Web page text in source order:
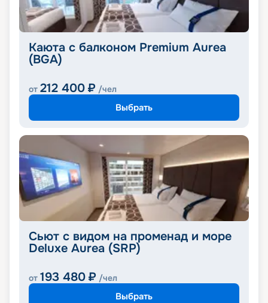
Каюта с балконом Premium Aurea
(BGA)
от 212 400 ₽ /чел
Выбрать
Сьют с видом на променад и море
Deluxe Aurea (SRP)
от 193 480 ₽ /чел
Выбрать